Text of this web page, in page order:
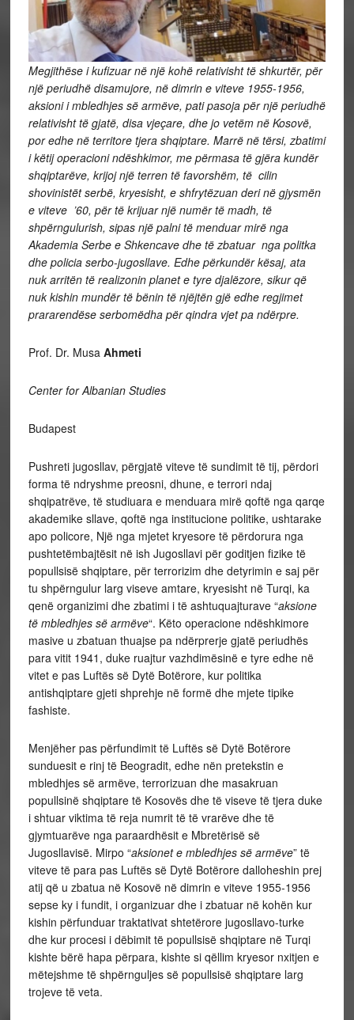
Megjithëse i kufizuar në një kohë relativisht të shkurtër, për
një periudhë disamujore, në dimrin e viteve 1955-1956,
aksioni i mbledhjes së armëve, pati pasoja për një periudhë
relativisht të gjatë, disa vjeçare, dhe jo vetëm në Kosovë,
por edhe në territore tjera shqiptare. Marrë në tërsi, zbatimi
i këtij operacioni ndëshkimor, me përmasa të gjëra kundër
shqiptarëve, krijoj një terren të favorshëm, të cilin
shovinistët serbë, kryesisht, e shfrytëzuan deri në gjysmën
e viteve ’60, për të krijuar një numër të madh, të
shpërngulurish, sipas një palni të menduar mirë nga
Akademia Serbe e Shkencave dhe të zbatuar nga politka
dhe policia serbo-jugosllave. Edhe përkundër kësaj, ata
nuk arritën të realizonin planet e tyre djalëzore, sikur që
nuk kishin mundër të bënin të njëjtën gjë edhe regjimet
prararendëse serbomëdha për qindra vjet pa ndërpre.
Prof. Dr. Musa Ahmeti
Center for Albanian Studies
Budapest
Pushreti jugosllav, përgjatë viteve të sundimit të tij, përdori
forma të ndryshme preosni, dhune, e terrori ndaj
shqipatrëve, të studiuara e menduara mirë qoftë nga qarqe
akademike sllave, qoftë nga institucione politike, ushtarake
apo policore, Një nga mjetet kryesore të përdorura nga
pushtetëmbajtësit në ish Jugosllavi për goditjen fizike të
popullsisë shqiptare, për terrorizim dhe detyrimin e saj për
tu shpërngulur larg viseve amtare, kryesisht në Turqi, ka
qenë organizimi dhe zbatimi i të ashtuquajturave “aksione
të mbledhjes së armëve“. Këto operacione ndëshkimore
masive u zbatuan thuajse pa ndërprerje gjatë periudhës
para vitit 1941, duke ruajtur vazhdimësinë e tyre edhe në
vitet e pas Luftës së Dytë Botërore, kur politika
antishqiptare gjeti shprehje në formë dhe mjete tipike
fashiste.
Menjëher pas përfundimit të Luftës së Dytë Botërore
sunduesit e rinj të Beogradit, edhe nën pretekstin e
mbledhjes së armëve, terrorizuan dhe masakruan
popullsinë shqiptare të Kosovës dhe të viseve të tjera duke
i shtuar viktima të reja numrit të të vrarëve dhe të
gjymtuarëve nga paraardhësit e Mbretërisë së
Jugosllavisë. Mirpo “aksionet e mbledhjes së armëve” të
viteve të para pas Luftës së Dytë Botërore dalloheshin prej
atij që u zbatua në Kosovë në dimrin e viteve 1955-1956
sepse ky i fundit, i organizuar dhe i zbatuar në kohën kur
kishin përfunduar traktativat shtetërore jugosllavo-turke
dhe kur procesi i dëbimit të popullsisë shqiptare në Turqi
kishte bërë hapa përpara, kishte si qëllim kryesor nxitjen e
mëtejshme të shpërnguljes së popullsisë shqiptare larg
trojeve të veta.